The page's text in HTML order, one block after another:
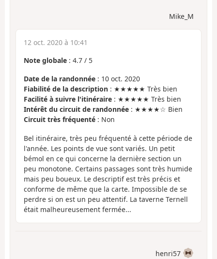
Mike_M
12 oct. 2020 à 10:41
Note globale : 4.7 / 5
Date de la randonnée : 10 oct. 2020
Fiabilité de la description : ★★★★★ Très bien
Facilité à suivre l'itinéraire : ★★★★★ Très bien
Intérêt du circuit de randonnée : ★★★★☆ Bien
Circuit très fréquenté : Non
Bel itinéraire, très peu fréquenté à cette période de
l'année. Les points de vue sont variés. Un petit
bémol en ce qui concerne la dernière section un
peu monotone. Certains passages sont très humide
mais peu boueux. Le descriptif est très précis et
conforme de même que la carte. Impossible de se
perdre si on est un peu attentif. La taverne Ternell
était malheureusement fermée...
henri57